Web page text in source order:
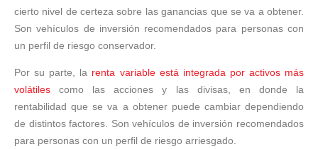
cierto nivel de certeza sobre las ganancias que se va a obtener.
Son vehículos de inversión recomendados para personas con
un perfil de riesgo conservador.
Por su parte, la renta variable está integrada por activos más
volátiles como las acciones y las divisas, en donde la
rentabilidad que se va a obtener puede cambiar dependiendo
de distintos factores. Son vehículos de inversión recomendados
para personas con un perfil de riesgo arriesgado.